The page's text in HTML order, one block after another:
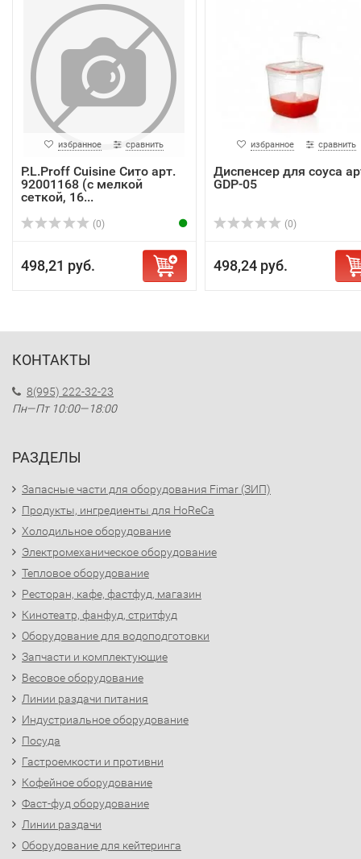
избранное сравнить
P.L.Proff Cuisine Сито арт.
92001168 (с мелкой
сеткой, 16...
(0)
498,21 руб.
избранное сравнить
Диспенсер для соуса
GDP-05
(0)
498,24 руб.
КОНТАКТЫ
8(995) 222-32-23
Пн—Пт 10:00—18:00
РАЗДЕЛЫ
Запасные части для оборудования Fimar (ЗИП)
Продукты, ингредиенты для HoReCa
Холодильное оборудование
Электромеханическое оборудование
Тепловое оборудование
Ресторан, кафе, фастфуд, магазин
Кинотеатр, фанфуд, стритфуд
Оборудование для водоподготовки
Запчасти и комплектующие
Весовое оборудование
Линии раздачи питания
Индустриальное оборудование
Посуда
Гастроемкости и противни
Кофейное оборудование
Фаст-фуд оборудование
Линии раздачи
Оборудование для кейтеринга